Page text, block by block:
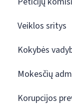
Veiklos sritys
Kokybės
Mokesčių
Korupcijos